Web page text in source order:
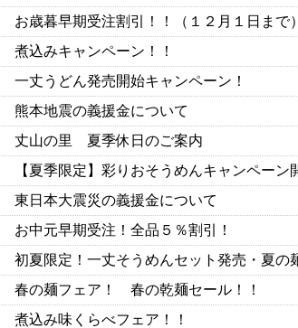
お歳暮早期受注割引！！（１２月１日まで
煮込みキャンペーン！！
一丈うどん発売開始キャンペーン！
熊本地震の義援金について
丈山の里 夏季休日のご案内
【夏季限定】彩りおそうめんキャンペーン
東日本大震災の義援金について
お中元早期受注！全品５％割引！
初夏限定！一丈そうめんセット発売・夏の
春の麺フェア！ 春の乾麺セール！！
煮込み味くらべフェア！！